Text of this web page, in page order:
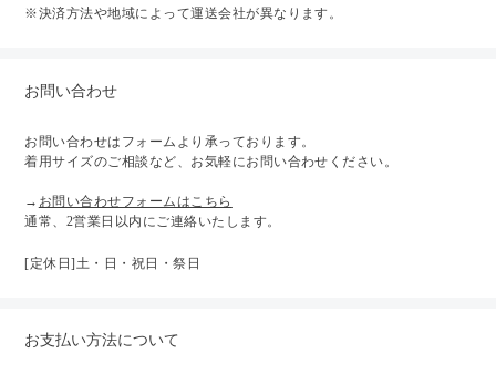
※決済方法や地域によって運送会社が異なります。
お問い合わせ
お問い合わせはフォームより承っております。
着用サイズのご相談など、お気軽にお問い合わせください。
→ お問い合わせフォームはこちら
通常、2営業日以内にご連絡いたします。
[定休日]土・日・祝日・祭日
お支払い方法について